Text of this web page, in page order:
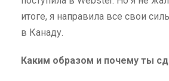
итоге, я направила все свои
в Канаду.
Каким образом и почему ты